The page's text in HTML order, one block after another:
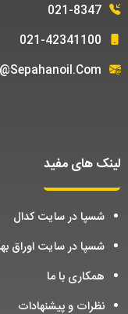
021-8347
021-42341100
لینک های مفید
شسپا در سایت کدال
شسپا در سایت اوراق
همکاری با ما
نظرات و پیشنهادات